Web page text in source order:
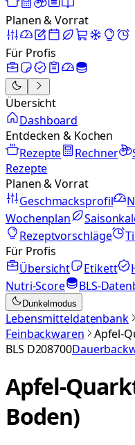
Planen & Vorrat
Für Profis
Übersicht
Dashboard
Entdecken & Kochen
Rezepte
Rechner
Rezepte
Planen & Vorrat
Geschmacksprofil
Wochenplan
Rezeptvorschläge
Für Profis
Übersicht
Etikett
Nutri-Score
BLS-
Dunkelmodus
Lebensmitteldatenbank
Feinbackwaren
Apfel-
BLS D208700
Apfel-
Boden)